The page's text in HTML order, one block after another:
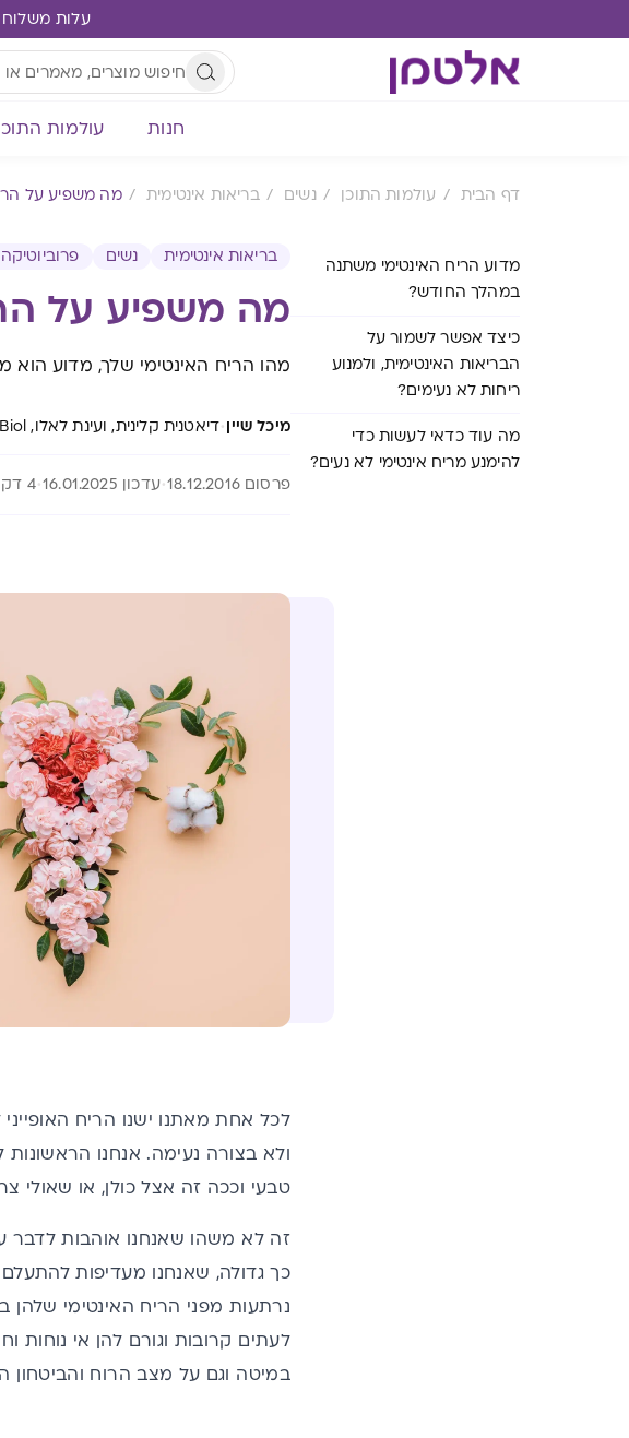
עלות משלוח 30 ש"ח | משלוח חינם ברכישה מעל 249 ₪
חנות עולמות
דף הבית עולמות התוכן נשים בריאות אינטימית מה משפיע על
מדוע הריח האינטימי משתנה
במהלך החודש?
כיצד אפשר לשמור על
הבריאות האינטימית, ולמנוע
ריחות לא נעימים?
מה עוד כדאי לעשות כדי
להימנע מריח אינטימי לא נעים?
בריאות אינטימית נשים פרוביוטיקה
מה משפיע על
מהו הריח האינטימי שלך, מדוע הוא
מיכל שיין·דיאטנית קלינית, ועינת לאלו, Bsc. Biol
פרסום 18.12.2016 עדכון 16.01.2025 4 דקות קריאה
לכל אחת מאתנו ישנו הריח
ולא בצורה נעימה. אנחנו
טבעי וככה זה אצל כולן, או שאולי
זה לא משהו שאנחנו אוהבות לדבר
נרתעות מפני הריח האינטימי שלהן
לעתים קרובות וגורם להן אי
במיטה וגם על מצב הרוח